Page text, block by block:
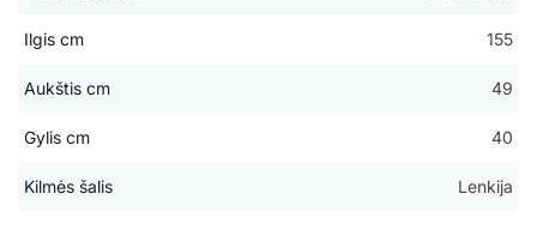
Ilgis cm 155
Aukštis cm 49
Gylis cm 40
Kilmės šalis Lenkija